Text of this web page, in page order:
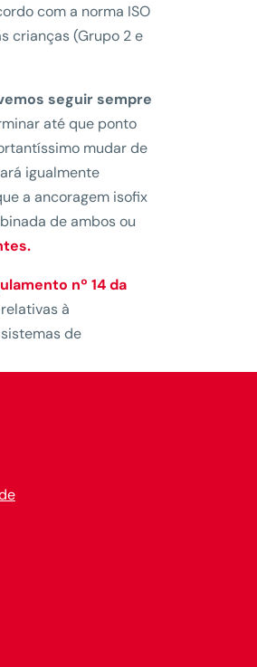
com a norma ISO
crianças (Grupo 2 e
seguir sempre
até que ponto
mudar de
igualmente
a ancoragem isofix
de ambos ou
nº 14 da
à
de